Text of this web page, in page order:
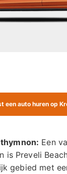
een auto huren op
Een
is Preveli
gebied met